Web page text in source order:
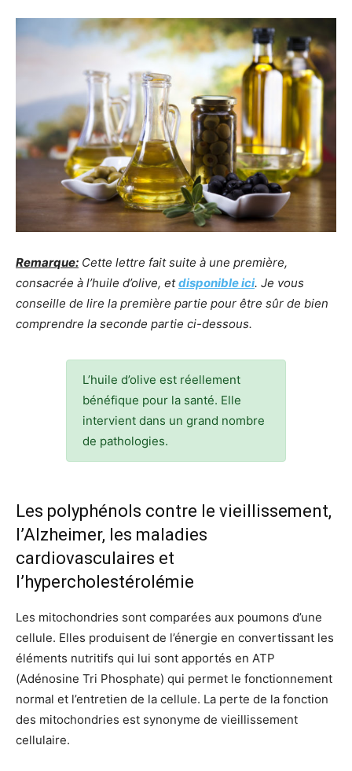
Remarque: Cette lettre fait suite à une première,
consacrée à l’huile d’olive, etdisponible ici. Je vous
conseille de lire la première partie pour être sûr de bien
comprendre la seconde partie ci-dessous.
L’huile d’olive est réellement
bénéfique pour la santé. Elle
intervient dans un grand nombre
de pathologies.
Les polyphénols contre le vieillissement,
l’Alzheimer, les maladies
cardiovasculaires et
l’hypercholestérolémie
Les mitochondries sont comparées aux poumons d’une
cellule. Elles produisent de l’énergie en convertissant les
éléments nutritifs qui lui sont apportés en ATP
(Adénosine Tri Phosphate) qui permet le fonctionnement
normal et l’entretien de la cellule. La perte de la fonction
des mitochondries est synonyme de vieillissement
cellulaire.